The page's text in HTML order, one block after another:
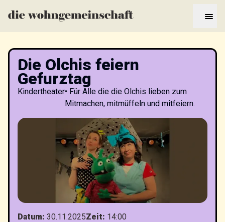
Die Olchis feiern
Gefurztag
Kindertheater• Für Alle die die Olchis lieben zum
Mitmachen, mitmüffeln und mitfeiern.
Datum: 30.11.2025Zeit: 14:00